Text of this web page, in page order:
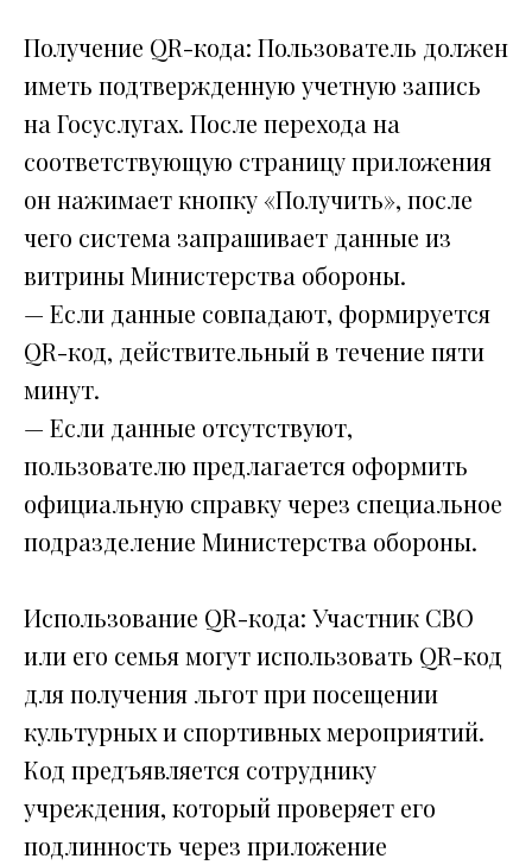
Получение QR-кода: Пользователь должен
иметь подтвержденную учетную запись
на Госуслугах. После перехода на
соответствующую страницу приложения
он нажимает кнопку «Получить», после
чего система запрашивает данные из
витрины Министерства обороны.
— Если данные совпадают, формируется
QR-код, действительный в течение пяти
минут.
— Если данные отсутствуют,
пользователю предлагается оформить
официальную справку через специальное
подразделение Министерства обороны.
Использование QR-кода: Участник СВО
или его семья могут использовать QR-код
для получения льгот при посещении
культурных и спортивных мероприятий.
Код предъявляется сотруднику
учреждения, который проверяет его
подлинность через приложение